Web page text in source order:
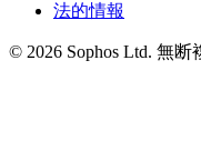
法的情報
© 2026 Sophos Ltd. 無断